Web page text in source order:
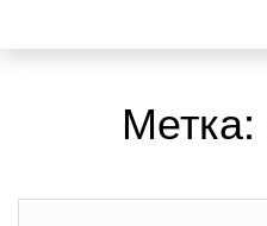
Метка: